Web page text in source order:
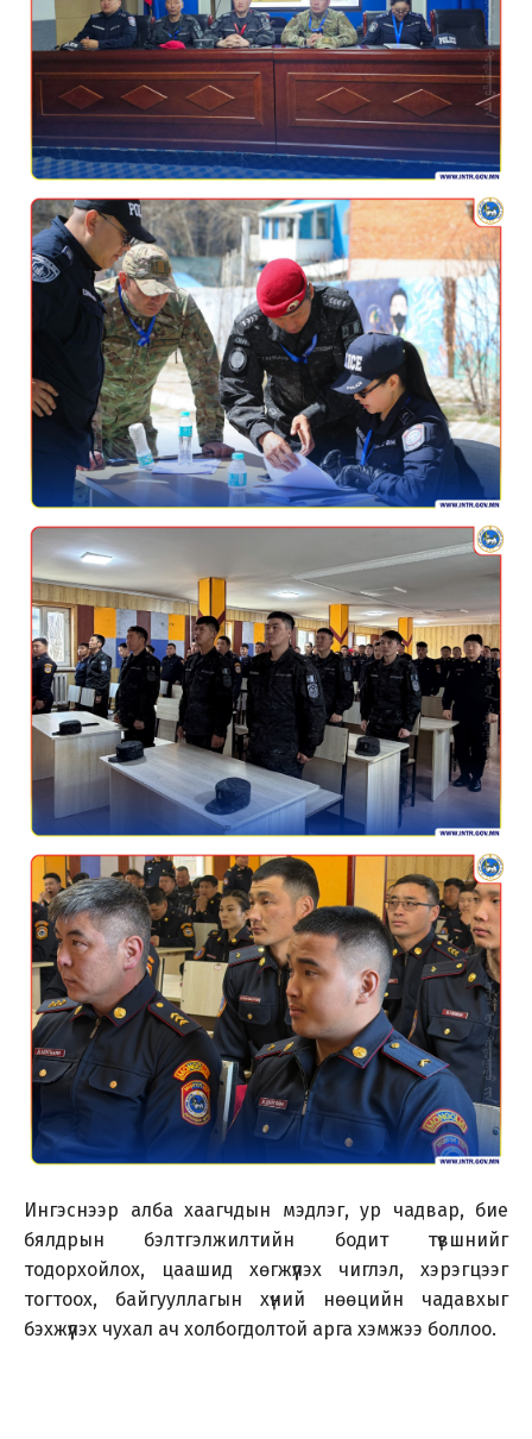
Ингэснээр алба хаагчдын мэдлэг, ур чадвар, бие
бялдрын бэлтгэлжилтийн бодит түвшнийг
тодорхойлох, цаашид хөгжүүлэх чиглэл, хэрэгцээг
тогтоох, байгууллагын хүний нөөцийн чадавхыг
бэхжүүлэх чухал ач холбогдолтой арга хэмжээ боллоо.